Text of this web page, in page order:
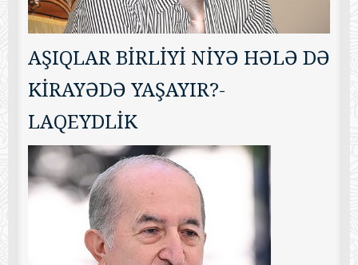
AŞIQLAR BİRLİYİ NİYƏ HƏLƏ DƏ
KİRAYƏDƏ YAŞAYIR?-
LAQEYDLİK